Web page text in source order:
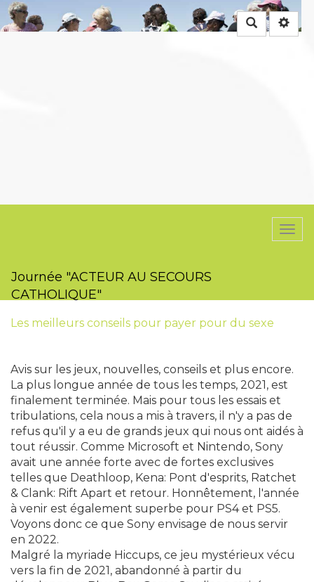
Rechercher
Journée "ACTEUR AU SECOURS
CATHOLIQUE"
Les meilleurs conseils pour payer pour du sexe
Avis sur les jeux, nouvelles, conseils et plus encore.
La plus longue année de tous les temps, 2021, est
finalement terminée. Mais pour tous les essais et
tribulations, cela nous a mis à travers, il n'y a pas de
refus qu'il y a eu de grands jeux qui nous ont aidés à
tout réussir. Comme Microsoft et Nintendo, Sony
avait une année forte avec de fortes exclusives
telles que Deathloop, Kena: Pont d'esprits, Ratchet
& Clank: Rift Apart et retour. Honnêtement, l'année
à venir est également superbe pour PS4 et PS5.
Voyons donc ce que Sony envisage de nous servir
en 2022.
Malgré la myriade Hiccups, ce jeu mystérieux vécu
vers la fin de 2021, abandonné à partir du